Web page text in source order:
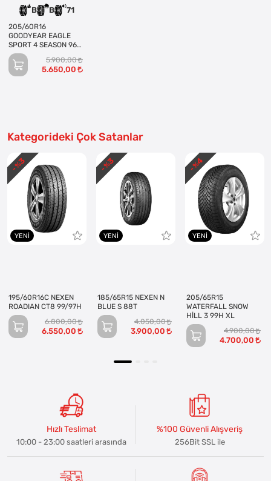
B B 71
205/60R16
GOODYEAR EAGLE
SPORT 4 SEASON 96H
XL
5.900,00
5.650,00
Kategorideki Çok Satanlar
YENI
195/60R16C NEXEN
ROADIAN CT8 99/97H
6.800,00
6.550,00
- %
3
YENI
185/65R15 NEXEN N
BLUE S 88T
4.050,00
3.900,00
- %
3
YENI
205/65R15
WATERFALL SNOW
HİLL 3 99H XL
4.900,00
4.700,00
- %
4
Hızlı Teslimat
10:00 - 23:00 saatleri arasında
%100 Güvenli Alışveriş
256Bit SSL ile